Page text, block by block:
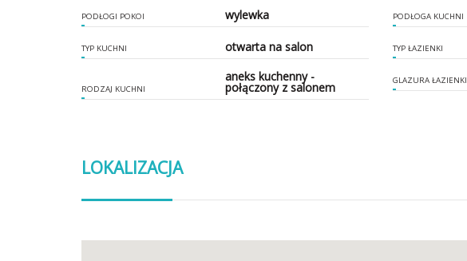
PODŁOGI POKOI wylewka
TYP KUCHNI otwarta na salon
RODZAJ KUCHNI
aneks kuchenny -
połączony z salonem
PODŁOGA KUCHNI
TYP ŁAZIENKI
GLAZURA ŁAZIENKI
LOKALIZACJA